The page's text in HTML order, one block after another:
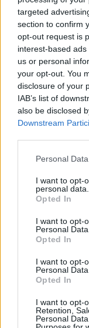
targeted
section to confirm
opt-out request is
interest-based
us or personal
your opt-out. You
disclosure of your
IAB’s list of
also be disclosed
Downstream
Please note that
not limited to your
grant or deny
use your data for
consent section.
Personal
I want to opt-
personal data.
Opted In
I want to opt-
Personal
Opted In
I want to opt-
Personal
Opted In
I want to opt-
Retention,
Personal
Közel 87 millió
Maradhat!
2,3 MILLIÁRD
2022. december.
Megegyezéssel ért
miatt indított per.
ÁTVÁLLALJA
FÖLDGÁZ- ÉS
2022. november. 14.
A háztartások és a
földgáz és a távhő
hétfőn elfogadott
DECEMBERIG
TALÁN
GYŐR
2022. október. 27.
A Pannon-Víz és a
600 MILLIÁRD
KULTURÁLIS
A színház felújítása
HORVÁTH